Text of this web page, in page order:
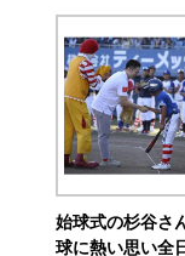
始球式の杉谷さ
球に熱い思い全